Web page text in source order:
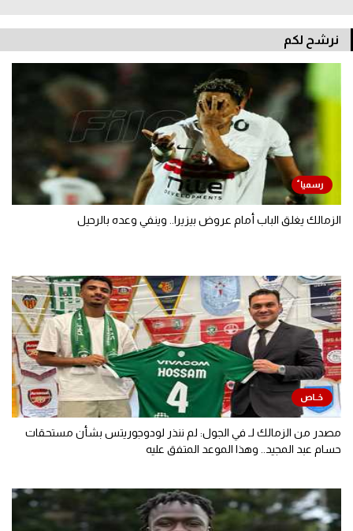
نرشح لكم
الزمالك يغلق الباب أمام عروض بيزيرا.. وينفي وعده بالرحيل
مصدر من الزمالك لـ في الجول: لم ننذر لودوجوريتس بشأن مستحقات
حسام عبد المجيد.. وهذا الموعد المتفق عليه